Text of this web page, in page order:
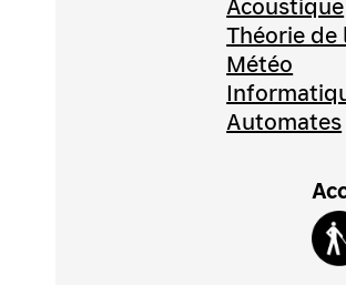
Acoustique
Théorie de
Météo
Automates